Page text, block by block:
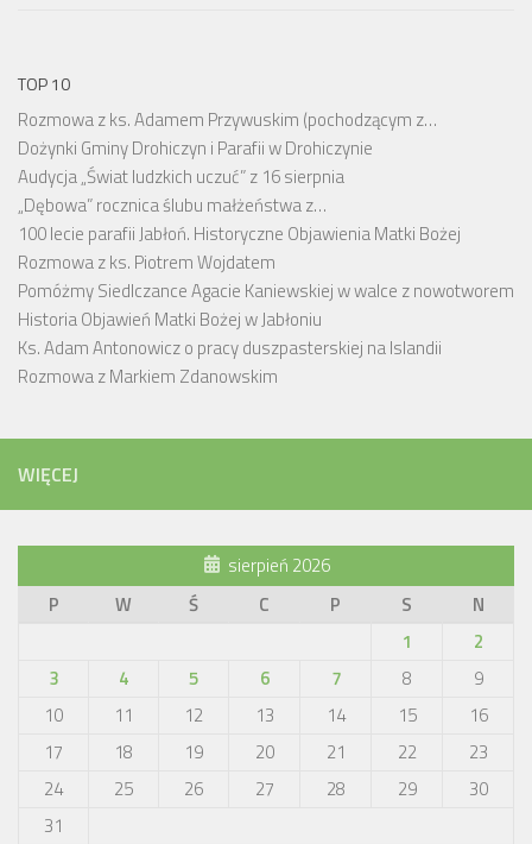
TOP 10
Rozmowa z ks. Adamem Przywuskim (pochodzącym z…
Dożynki Gminy Drohiczyn i Parafii w Drohiczynie
Audycja „Świat ludzkich uczuć” z 16 sierpnia
„Dębowa” rocznica ślubu małżeństwa z…
100 lecie parafii Jabłoń. Historyczne Objawienia Matki Bożej
Rozmowa z ks. Piotrem Wojdatem
Pomóżmy Siedlczance Agacie Kaniewskiej w walce z nowotworem
Historia Objawień Matki Bożej w Jabłoniu
Ks. Adam Antonowicz o pracy duszpasterskiej na Islandii
Rozmowa z Markiem Zdanowskim
WIĘCEJ
sierpień 2026
P
W Ś C P S
N
1
2
3
4 5 6 7 8
9
10
11 12 13 14 15
16
17
18 19 20 21 22
23
24
25 26 27 28 29
30
31